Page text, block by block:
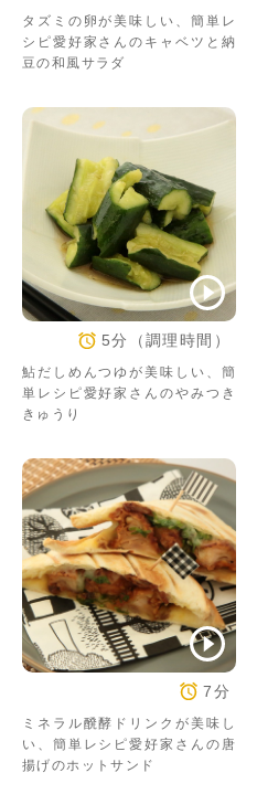
タズミの卵が美味しい、簡単レ
シピ愛好家さんのキャベツと納
豆の和風サラダ
5分（調理時間）
鮎だしめんつゆが美味しい、簡
単レシピ愛好家さんのやみつき
きゅうり
7分
ミネラル醗酵ドリンクが美味し
い、簡単レシピ愛好家さんの唐
揚げのホットサンド